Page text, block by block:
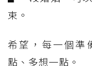
束。
希望，每一個準
點、多想一點。